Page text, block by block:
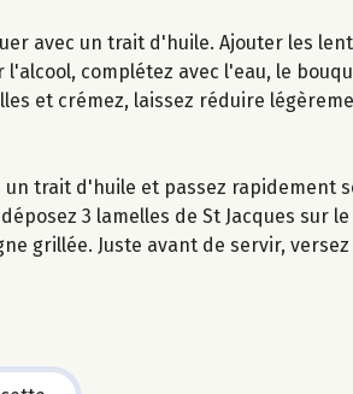
avec un trait d'huile. Ajouter les
complétez avec l'eau, le
et crémez, laissez réduire
un trait d'huile et passez rapidement
3 lamelles de St Jacques sur le
grillée. Juste avant de servir,